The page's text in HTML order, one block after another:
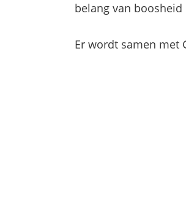
belang van
Er wordt samen met